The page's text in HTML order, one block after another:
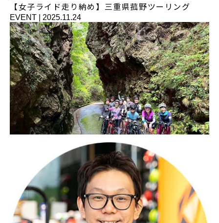
【女子ライド走り納め】三重県菰野ツーリング
EVENT 2025.11.24